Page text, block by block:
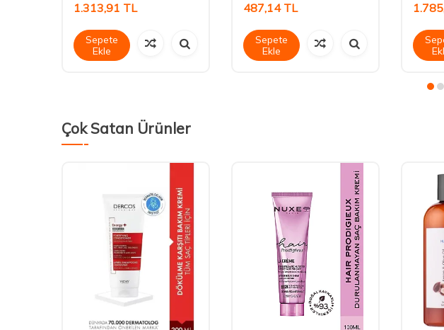
1.313,91 TL
Sepete
Ekle
487,14TL
Sepete
Ekle
Çok Satan Ürünler